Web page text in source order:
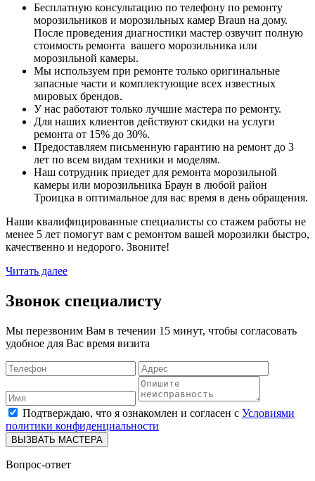
Бесплатную консультацию по телефону по ремонту
морозильников и морозильных камер Braun на дому.
После проведения диагностики мастер озвучит полную
стоимость ремонта вашего морозильника или
морозильной камеры.
Мы используем при ремонте только оригинальные
запасные части и комплектующие всех известных
мировых брендов.
У нас работают только лучшие мастера по ремонту.
Для наших клиентов действуют скидки на услуги
ремонта от 15% до 30%.
Предоставляем письменную гарантию на ремонт до 3
лет по всем видам техники и моделям.
Наш сотрудник приедет для ремонта морозильной
камеры или морозильника Браун в любой район
Троицка в оптимальное для вас время в день обращения.
Наши квалифицированные специалисты со стажем работы не
менее 5 лет помогут вам с ремонтом вашей морозилки быстро,
качественно и недорого. Звоните!
Читать далее
Звонок специалисту
Мы перезвоним Вам в течении 15 минут, чтобы согласовать
удобное для Вас время визита
Подтверждаю, что я ознакомлен и согласен с Условиями
политики конфиденциальности
ВЫЗВАТЬ МАСТЕРА
Вопрос-ответ